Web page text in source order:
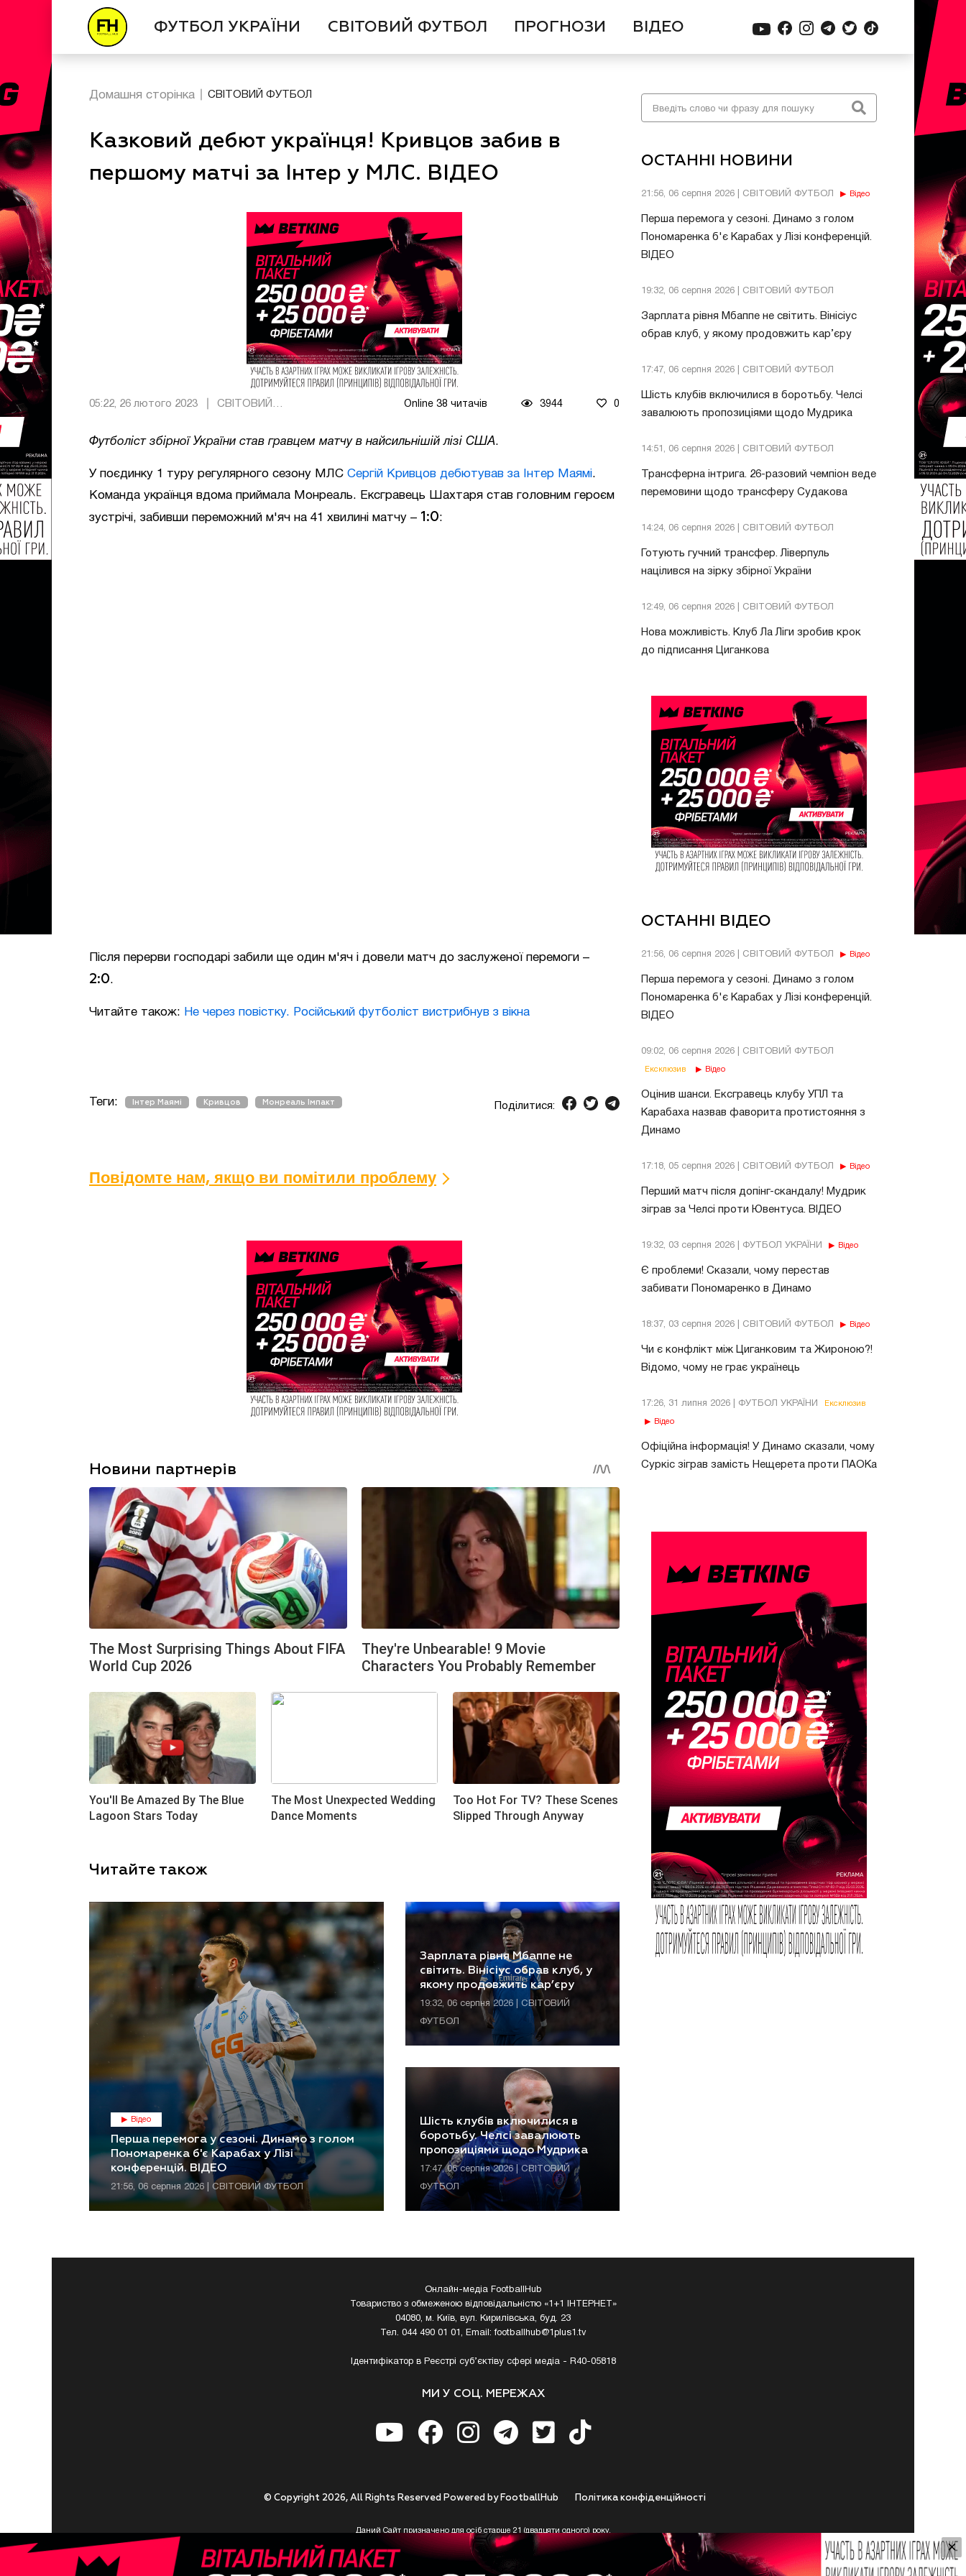
ФУТБОЛ УКРАЇНИ СВІТОВИЙ ФУТБОЛ ПРОГНОЗИ ВІДЕО
ОСТАННІ НОВИНИ
21:56, 06 серпня 2026 | СВІТОВИЙ ФУТБОЛ Відео
Перша перемога у сезоні. Динамо з голом
Пономаренка б'є Карабах у Лізі конференцій.
ВІДЕО
19:32, 06 серпня 2026 | СВІТОВИЙ ФУТБОЛ
Зарплата рівня Мбаппе не світить. Вінісіус
обрав клуб, у якому продовжить кар’єру
17:47, 06 серпня 2026 | СВІТОВИЙ ФУТБОЛ
Шість клубів включилися в боротьбу. Челсі
завалюють пропозиціями щодо Мудрика
14:51, 06 серпня 2026 | СВІТОВИЙ ФУТБОЛ
Трансферна інтрига. 26-разовий чемпіон веде
перемовини щодо трансферу Судакова
14:24, 06 серпня 2026 | СВІТОВИЙ ФУТБОЛ
Готують гучний трансфер. Ліверпуль
націлився на зірку збірної України
12:49, 06 серпня 2026 | СВІТОВИЙ ФУТБОЛ
Нова можливість. Клуб Ла Ліги зробив крок
до підписання Циганкова
ОСТАННІ ВІДЕО
21:56, 06 серпня 2026 | СВІТОВИЙ ФУТБОЛ Відео
Перша перемога у сезоні. Динамо з голом
Пономаренка б'є Карабах у Лізі конференцій.
ВІДЕО
09:02, 06 серпня 2026 | СВІТОВИЙ ФУТБОЛ
Ексклюзив Відео
Оцінив шанси. Ексгравець клубу УПЛ та
Карабаха назвав фаворита протистояння з
Динамо
17:18, 05 серпня 2026 | СВІТОВИЙ ФУТБОЛ Відео
Перший матч після допінг-скандалу! Мудрик
зіграв за Челсі проти Ювентуса. ВІДЕО
19:32, 03 серпня 2026 | ФУТБОЛ УКРАЇНИ Відео
Є проблеми! Сказали, чому перестав
забивати Пономаренко в Динамо
18:37, 03 серпня 2026 | СВІТОВИЙ ФУТБОЛ Відео
Чи є конфлікт між Циганковим та Жироною?!
Відомо, чому не грає українець
17:26, 31 липня 2026 | ФУТБОЛ УКРАЇНИ Ексклюзив
Відео
Офіційна інформація! У Динамо сказали, чому
Суркіс зіграв замість Нещерета проти ПАОКа
Домашня сторінка СВІТОВИЙ ФУТБОЛ
Казковий дебют українця! Кривцов забив в
першому матчі за Інтер у МЛС. ВІДЕО
05:22, 26 лютого 2023 Online 38 читачів 3944 0
Футболіст збірної України став гравцем матчу в найсильнішій лізі США.
У поєдинку 1 туру регулярного сезону МЛС Сергій Кривцов дебютував за Інтер Маямі.
Команда українця вдома приймала Монреаль. Ексгравець Шахтаря став головним героєм
зустрічі, забивши переможний м'яч на 41 хвилині матчу – 1:0:
Після перерви господарі забили ще один м'яч і довели матч до заслуженої перемоги –
2:0.
Читайте також: Не через повістку. Російський футболіст вистрибнув з вікна
Теги: Інтер Маямі Кривцов Монреаль Імпакт Поділитися:
Повідомте нам, якщо ви помітили проблему
Читайте також
Відео
Перша перемога у сезоні. Динамо з голом
Пономаренка б'є Карабах у Лізі
конференцій. ВІДЕО
21:56, 06 серпня 2026 | СВІТОВИЙ ФУТБОЛ
Зарплата рівня Мбаппе не
світить. Вінісіус обрав клуб, у
якому продовжить кар’єру
19:32, 06 серпня 2026 | СВІТОВИЙ
ФУТБОЛ
Шість клубів включилися в
боротьбу. Челсі завалюють
пропозиціями щодо Мудрика
17:47, 06 серпня 2026 | СВІТОВИЙ
ФУТБОЛ
Онлайн-медіа FootballHub
Товариство з обмеженою відповідальністю «1+1 ІНТЕРНЕТ»
04080, м. Київ, вул. Кирилівська, буд. 23
Тел. 044 490 01 01, Email:footballhub@1plus1.tv
Ідентифікатор в Реєстрі суб’єктіву сфері медіа - R40-05818
МИ У СОЦ. МЕРЕЖАХ
Полiтика конфiденцiйностi
© Copyright 2026, All Rights Reserved Powered by FootballHub
Даний Сайт призначено для осіб старше 21 (двадцяти одного) року.
Приступаючи до використання https://footballhub.ua, Користувач цим підтверджує, що досяг 21-річного віку.
У разі , якщо Ви (Користувач) не досягли 21-річного віку - не розпочинайте або припиніть користування Сайтом.
Адміністрація Сайту не несе відповідальності за законність використання Сайту та його сервісів Користувачем,
×